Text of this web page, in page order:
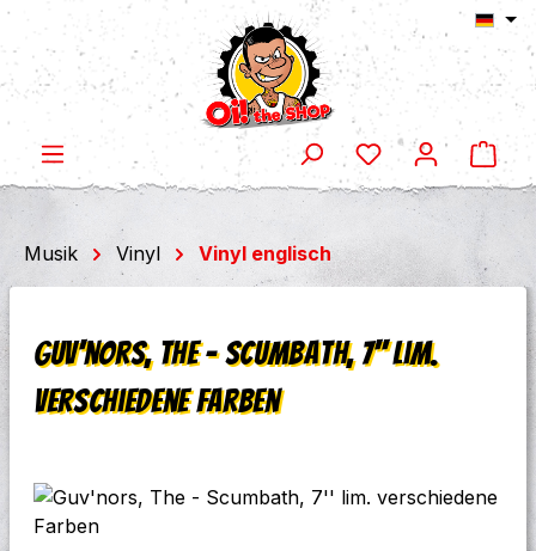
Zum Hauptinhalt springen
Musik Vinyl Vinyl englisch
Guv'nors, The - Scumbath, 7'' lim.
verschiedene Farben
Bildergalerie überspringen